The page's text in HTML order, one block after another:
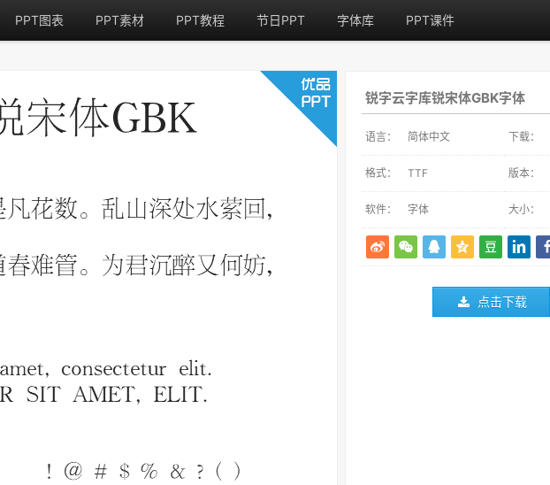
PPT图表 PPT素材 PPT教程 节日PPT 字体库 PPT课件
锐字云字库锐宋体GBK字体
语言： 简体中文 下载：
格式： TTF 版本：
软件： 字体 大小：
点击下载